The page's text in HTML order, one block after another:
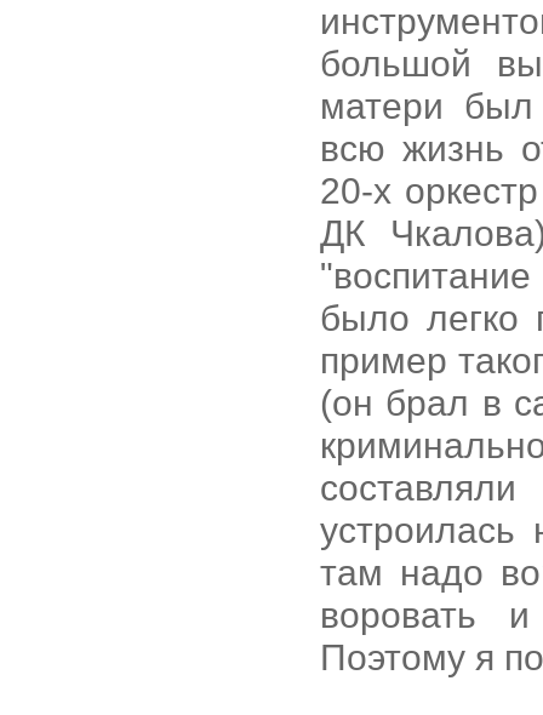
большой
матери был
всю жизнь
20-х
ДК
было легко
пример
(он брал в
там надо
воровать
Поэтому я